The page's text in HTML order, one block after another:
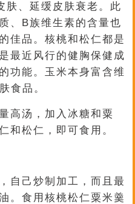
肤、延缓皮肤衰老。此
、B族维生素的含量也
佳品。核桃和松仁都是
最近风行的健胸保健成
功能。玉米本身富含维
食品。
高汤，加入冰糖和粟
和松仁，即可食用。
自己炒制加工，而且最
。食用核桃松仁粟米羹